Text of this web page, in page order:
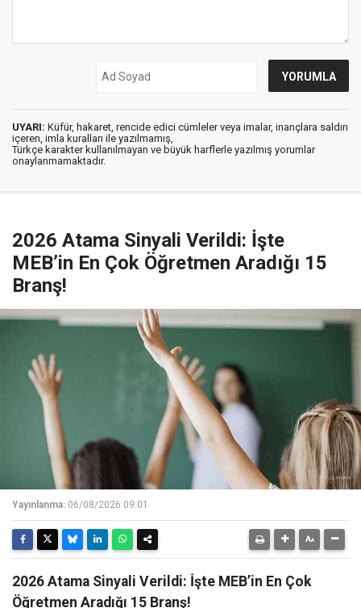
UYARI: Küfür, hakaret, rencide edici cümleler veya imalar, inançlara saldırı
içeren, imla kuralları ile yazılmamış,
Türkçe karakter kullanılmayan ve büyük harflerle yazılmış yorumlar
onaylanmamaktadır.
2026 Atama Sinyali Verildi: İşte
MEB’in En Çok Öğretmen Aradığı 15
Branş!
Yayınlanma: 06/08/2026 09:01
2026 Atama Sinyali Verildi: İşte MEB’in En Çok
Öğretmen Aradığı 15 Branş!